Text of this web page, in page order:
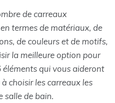
de carreaux
termes de matériaux, de
de couleurs et de motifs,
la meilleure option pour
éléments qui vous aideront
choisir les carreaux les
salle de bain.